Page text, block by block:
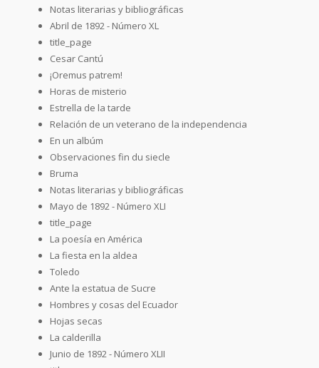
Notas literarias y bibliográficas
Abril de 1892 - Número XL
title_page
Cesar Cantú
¡Oremus patrem!
Horas de misterio
Estrella de la tarde
Relación de un veterano de la independencia
En un albúm
Observaciones fin du siecle
Bruma
Notas literarias y bibliográficas
Mayo de 1892 - Número XLI
title_page
La poesía en América
La fiesta en la aldea
Toledo
Ante la estatua de Sucre
Hombres y cosas del Ecuador
Hojas secas
La calderilla
Junio de 1892 - Número XLII